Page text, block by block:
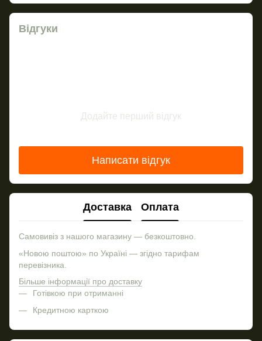
Відгуки
Додайте перший відгук
Написати відгук
Доставка Оплата
Самовивіз з нашого магазину — безкоштовно.
«Новою поштою» по Україні — згідно тарифам
перевізника.
Більше інформації про доставку
Готівкою при отриманні
Кредитною карткою